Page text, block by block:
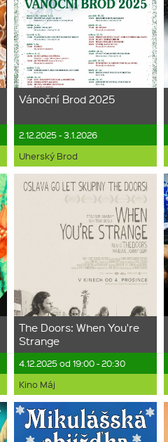
Vánoční Brod 2025
2.12.2025 - 3.1.2026
Uherský Brod
The Doors: When You're
Strange
4.12.2025 od 19:00 - 20:30
Kino Máj